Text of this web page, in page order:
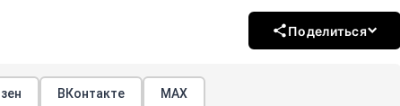
Поделиться
ВКонтакте МАХ